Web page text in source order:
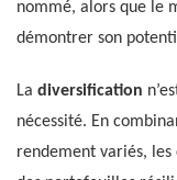
nommé, alors que le
démontrer son
La diversification
nécessité. En
rendement variés,